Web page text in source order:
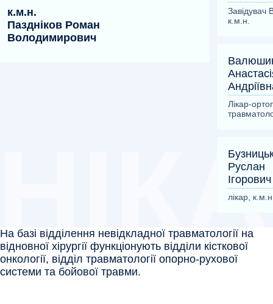
к.м.н.
Паздніков Роман
Володимирович
Завідувач
к.м.н.
Лікар-
Руслан
Ігорович
лікар,
На базі відділення невідкладної травматології на
відновної хірургії функціонують відділи кісткової
онкології, відділ травматології опорно-рухової
системи та бойової травми.